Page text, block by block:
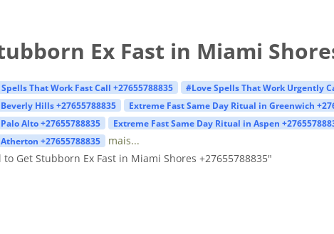
Ex Fast in Miami
That Work Fast Call +27655788835 #Love Spells That Work Urgently
Hills +27655788835
Extreme Fast Same Day Ritual in Greenwich
Alto +27655788835
Extreme Fast Same Day Ritual in Aspen
+27655788835
mais...
Get Stubborn Ex Fast in Miami Shores +27655788835"